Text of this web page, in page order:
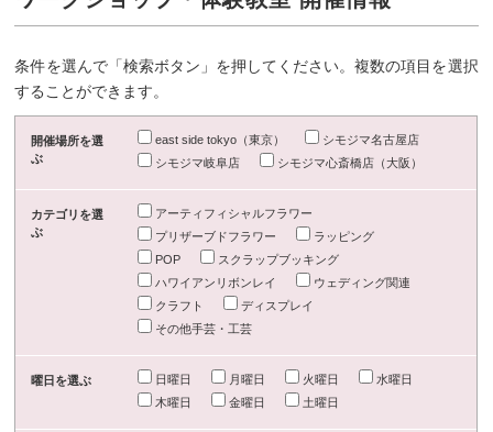
条件を選んで「検索ボタン」を押してください。複数の項目を選択
することができます。
開催場所を選
ぶ
east side tokyo（東京）
シモジマ名古屋店
シモジマ岐阜店
シモジマ心斎橋店（大阪）
カテゴリを選
ぶ
アーティフィシャルフラワー
プリザーブドフラワー
ラッピング
POP
スクラップブッキング
ハワイアンリボンレイ
ウェディング関連
クラフト
ディスプレイ
その他手芸・工芸
曜日を選ぶ 日曜日 月曜日 火曜日
水曜日
木曜日
金曜日 土曜日